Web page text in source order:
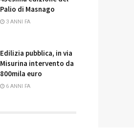
Palio di Masnago
3 ANNI FA
Edilizia pubblica, in via
Misurina intervento da
800mila euro
6 ANNI FA